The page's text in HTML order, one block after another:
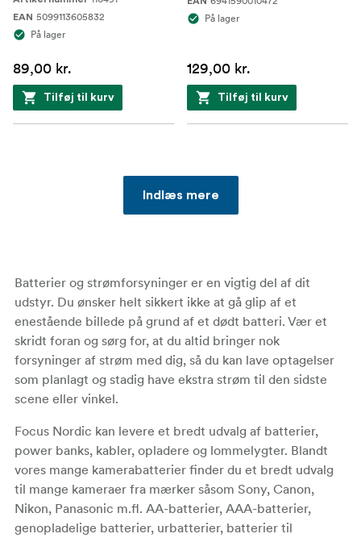
EAN 5099113605832
På lager
89,00 kr.
Tilføj til kurv
På lager
129,00 kr.
Tilføj til kurv
Indlæs mere
Batterier og strømforsyninger er en vigtig del af dit
udstyr. Du ønsker helt sikkert ikke at gå glip af et
enestående billede på grund af et dødt batteri. Vær et
skridt foran og sørg for, at du altid bringer nok
forsyninger af strøm med dig, så du kan lave optagelser
som planlagt og stadig have ekstra strøm til den sidste
scene eller vinkel.
Focus Nordic kan levere et bredt udvalg af batterier,
power banks, kabler, opladere og lommelygter. Blandt
vores mange kamerabatterier finder du et bredt udvalg
til mange kameraer fra mærker såsom Sony, Canon,
Nikon, Panasonic m.fl. AA-batterier, AAA-batterier,
genopladelige batterier, urbatterier, batterier til